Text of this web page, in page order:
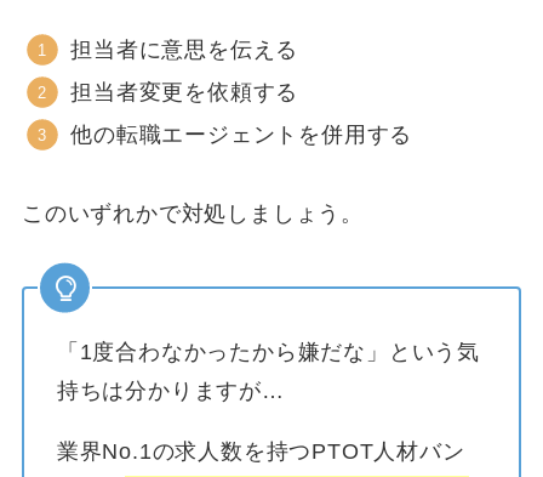
担当者に意思を伝える
担当者変更を依頼する
他の転職エージェントを併用する
このいずれかで対処しましょう。
「1度合わなかったから嫌だな」という気
持ちは分かりますが…
業界No.1の求人数を持つPTOT人材バン